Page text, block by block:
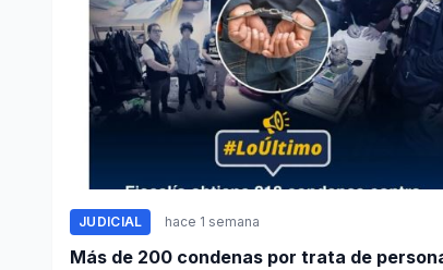
JUDICIAL hace 1 semana
Más de 200 condenas por trata de